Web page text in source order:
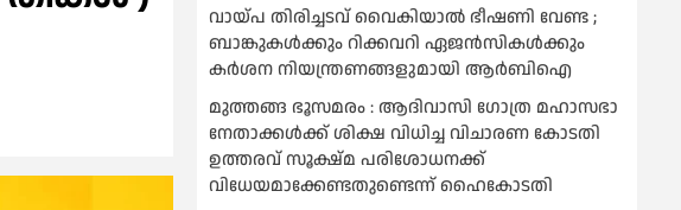
വായ്പ തിരിച്ചടവ് വൈകിയാല്‍ ഭീഷണി വേണ്ട ;
ബാങ്കുകള്‍ക്കും റിക്കവറി ഏജൻസികള്‍ക്കും
കര്‍ശന നിയന്ത്രണങ്ങളുമായി ആര്‍ബിഐ
മുത്തങ്ങ ഭൂസമരം : ആദിവാസി ഗോത്ര മഹാസഭാ
നേതാക്കള്‍ക്ക് ശിക്ഷ വിധിച്ച വിചാരണ കോടതി
ഉത്തരവ് സൂക്ഷ്മ പരിശോധനക്ക്
വിധേയമാക്കേണ്ടതുണ്ടെന്ന് ഹൈകോടതി